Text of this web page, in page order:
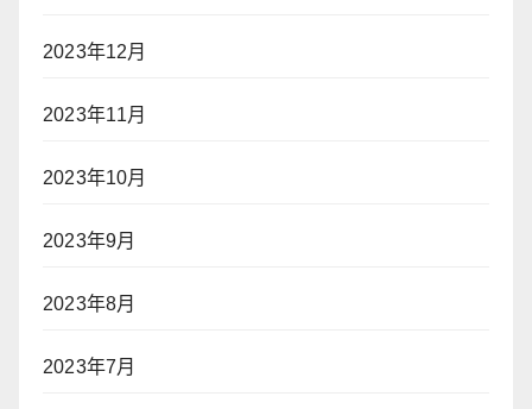
2023年12月
2023年11月
2023年10月
2023年9月
2023年8月
2023年7月